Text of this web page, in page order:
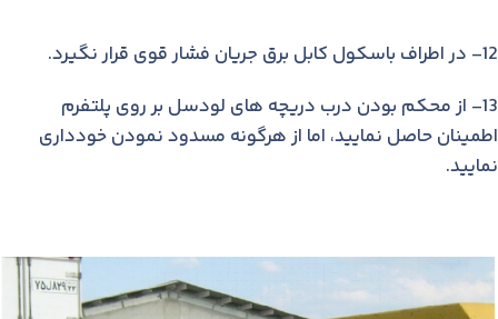
12- در اطراف باسكول كابل برق جریان فشار قوی قرار نگیرد.
13- از محكم بودن درب دریچه های لودسل بر روی پلتفرم
اطمینان حاصل نمایید، اما از هرگونه مسدود نمودن خودداری
نمایید.